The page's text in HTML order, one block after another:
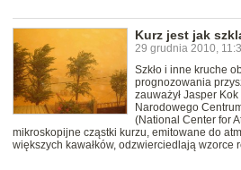
Kurz jest jak
29 grudnia 2010,
Szkło i inne kruche
prognozowania
zauważył Jasper
Narodowego
(National Center for
mikroskopijne cząstki kurzu, emitowane do
większych kawałków, odzwierciedlają wzorce